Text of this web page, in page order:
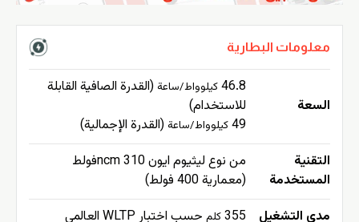
معلومات البطارية
السعة
46.8 كيلوواط/ساعة (القدرة الصافية القابلة
للاستخدام)
49 كيلوواط/ساعة (القدرة الإجمالية)
التقنية
المستخدمة
من نوع ليثيوم ايون ncm 310فولط
(معمارية 400 فولط)
مدى التشغيل
355 كلم حسب اختبار WLTP العالمي